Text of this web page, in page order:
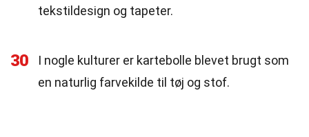
tekstildesign og tapeter.
30
I nogle kulturer er kartebolle blevet brugt som
en naturlig farvekilde til tøj og stof.